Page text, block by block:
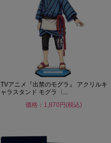
TVアニメ『出禁のモグラ』 アクリルキ
ャラスタンド モグラ〈...
価格：1,870円(税込)